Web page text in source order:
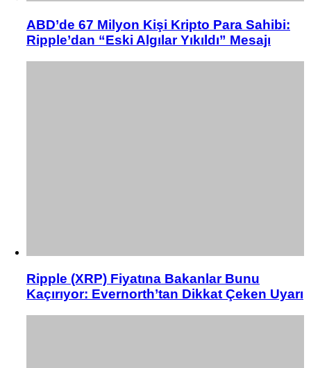
ABD’de 67 Milyon Kişi Kripto Para Sahibi:
Ripple’dan “Eski Algılar Yıkıldı” Mesajı
Ripple (XRP) Fiyatına Bakanlar Bunu
Kaçırıyor: Evernorth’tan Dikkat Çeken Uyarı